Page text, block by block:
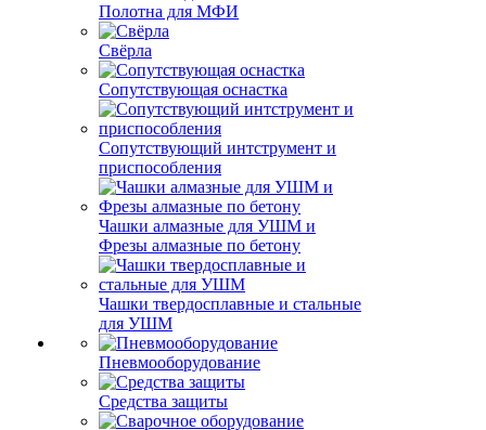
Полотна для МФИ
Свёрла
Сопутствующая оснастка
Сопутствующий интструмент и
приспособления
Чашки алмазные для УШМ и
Фрезы алмазные по бетону
Чашки твердосплавные и стальные
для УШМ
Пневмооборудование
Средства защиты